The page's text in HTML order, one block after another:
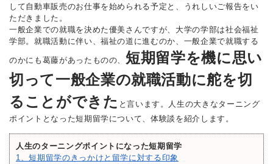
して自動車販売のお仕事を始められる予定と、うれしいご報告をい
ただきました。
一般企業での就職を決めた優美さんですが、大学の学部は社会福祉
学部。就職活動に伴い、福祉の道に進むのか、一般企業で就職する
のかにも葛藤があったものの、 短期留学を機に思い
切って一般企業の就職活動に舵を切
ることができた と言います。人生の大きなターニング
ポイントとなった短期留学について、体験談を紹介します。
人生のターニングポイントになった短期留学
1、短期留学のきっかけと留学に対する印象